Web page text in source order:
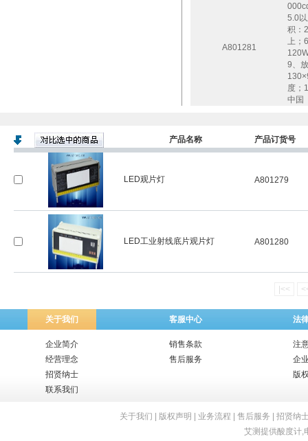
A801281
5.0
积：
上；
9、
度；
中国
产品名称 产品订货号
LED观片灯 A801279
LED工业射线底片观片灯 A801280
|<<
关于我们 客服中心 法
企业简介
经营理念
招贤纳士
联系我们
销售条款
售后服务
注
企
版
关于我们 版权声明 业务流程 售后服务
招贤纳
艾测提供酸度计,